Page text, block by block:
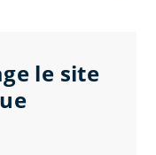
le site